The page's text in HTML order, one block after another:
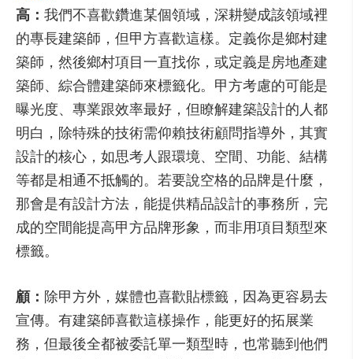
高： 我們不喜歡鑽進某個領域，深耕變成該領域裡
的專長建築師，但甲方喜歡這樣。定義你是鄉村建
築師，然後鄉村項目一直找你，或定義是房地產建
築師、綜合體建築師來標籤化。甲方考慮的可能是
曝光度、專業跟效率最好，但瞭解建築設計的人都
明白，除特殊的技術需仰賴技術顧問指導外，其實
設計的核心，如思考人跟環境、空間、功能、結構
等都是相通不抵觸的。若要說空格的品牌是什麼，
那會是有設計方法，能提供精品設計的事務所，完
成的空間能提高甲方品牌形象，而非用項目類型來
標籤。
顧： 除甲方外，媒體也喜歡貼標籤，因為更容易去
宣傳。有建築師喜歡這樣操作，能更好的拓展業
務，但最後全都被委託單一類型時，也常聽到他們